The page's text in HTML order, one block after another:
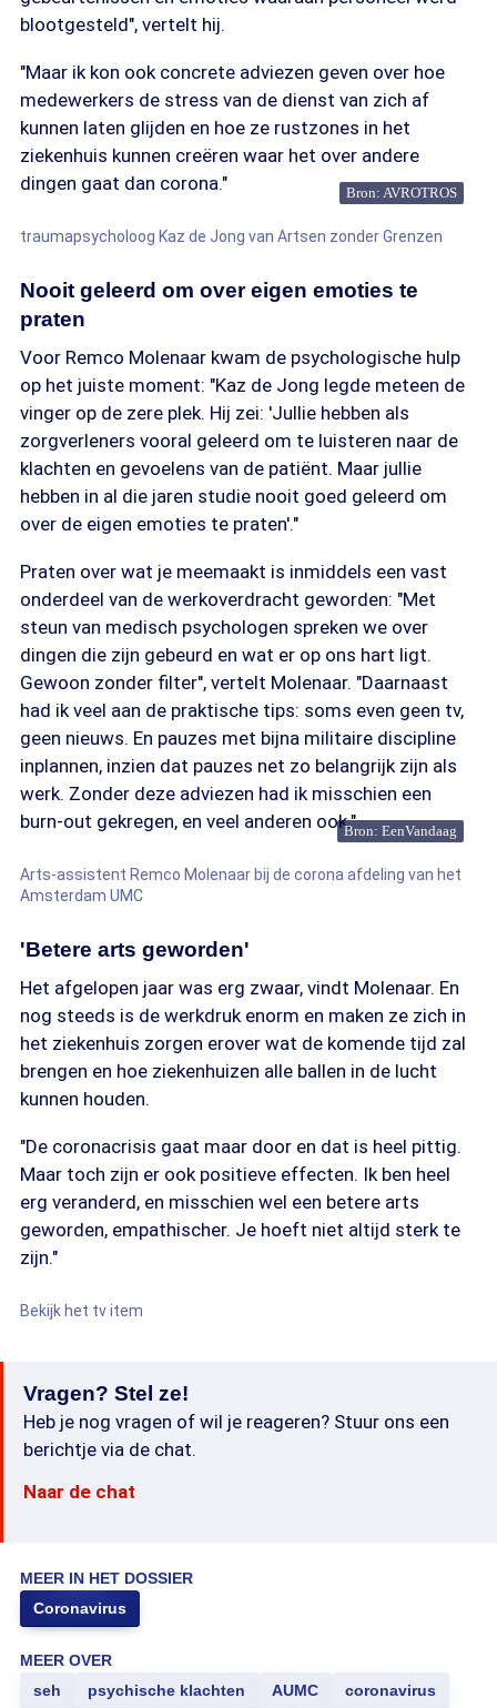
blootgesteld", vertelt hij.
"Maar ik kon ook concrete adviezen geven over hoe
medewerkers de stress van de dienst van zich af
kunnen laten glijden en hoe ze rustzones in het
ziekenhuis kunnen creëren waar het over andere
dingen gaat dan corona."
Bron: AVROTROS
traumapsycholoog Kaz de Jong van Artsen zonder Grenzen
Nooit geleerd om over eigen emoties te
praten
Voor Remco Molenaar kwam de psychologische hulp
op het juiste moment: "Kaz de Jong legde meteen de
vinger op de zere plek. Hij zei: 'Jullie hebben als
zorgverleners vooral geleerd om te luisteren naar de
klachten en gevoelens van de patiënt. Maar jullie
hebben in al die jaren studie nooit goed geleerd om
over de eigen emoties te praten'."
Praten over wat je meemaakt is inmiddels een vast
onderdeel van de werkoverdracht geworden: "Met
steun van medisch psychologen spreken we over
dingen die zijn gebeurd en wat er op ons hart ligt.
Gewoon zonder filter", vertelt Molenaar. "Daarnaast
had ik veel aan de praktische tips: soms even geen tv,
geen nieuws. En pauzes met bijna militaire discipline
inplannen, inzien dat pauzes net zo belangrijk zijn als
werk. Zonder deze adviezen had ik misschien een
burn-out gekregen, en veel anderen ook."Bron: EenVandaag
Arts-assistent Remco Molenaar bij de corona afdeling van het
Amsterdam UMC
'Betere arts geworden'
Het afgelopen jaar was erg zwaar, vindt Molenaar. En
nog steeds is de werkdruk enorm en maken ze zich in
het ziekenhuis zorgen erover wat de komende tijd zal
brengen en hoe ziekenhuizen alle ballen in de lucht
kunnen houden.
"De coronacrisis gaat maar door en dat is heel pittig.
Maar toch zijn er ook positieve effecten. Ik ben heel
erg veranderd, en misschien wel een betere arts
geworden, empathischer. Je hoeft niet altijd sterk te
zijn."
Bekijk het tv item
Vragen? Stel ze!
Heb je nog vragen of wil je reageren? Stuur ons een
berichtje via de chat.
Naar de chat
MEER IN HET DOSSIER
Coronavirus
MEER OVER
seh
psychische klachten AUMC coronavirus